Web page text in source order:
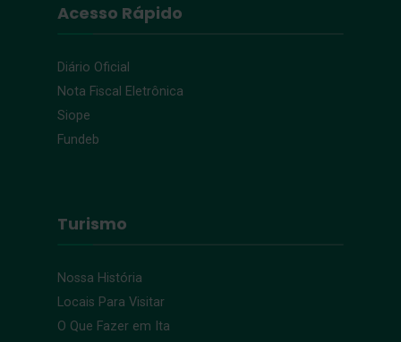
Acesso Rápido
Diário Oficial
Nota Fiscal Eletrônica
Siope
Fundeb
Turismo
Nossa História
Locais Para Visitar
O Que Fazer em Ita